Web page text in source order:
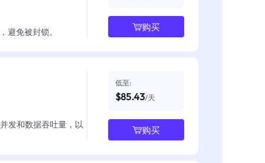
避免被封锁。 购买
发和数据吞吐量，以
低至:
$85.43/天
购买